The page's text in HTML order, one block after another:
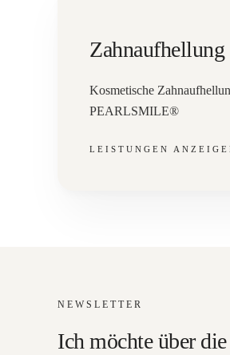
Zahnaufhellung
Kosmetische
PEARLSMILE®
LEISTUNGEN
NEWSLETTER
Ich möchte über